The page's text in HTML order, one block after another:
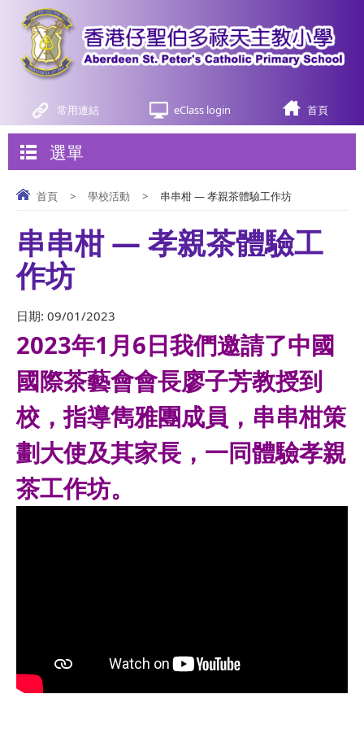
常用連結 eClass login 首頁
選單
首頁 > 學校活動 > 串串柑 — 孝親茶體驗工作坊
串串柑 — 孝親茶體驗工
作坊
日期: 09/01/2023
2023年1月6日我們邀請了中國
國際茶藝會會長廖子芳教授到
校，指導雋雅團成員，串串柑策
劃大使及其家長，一同體驗孝親
茶工作坊。